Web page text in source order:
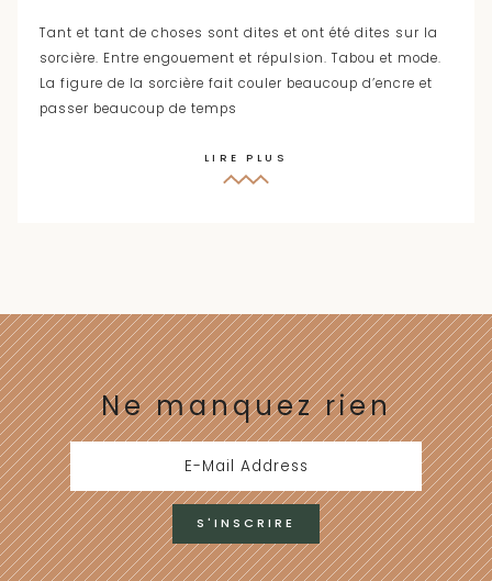
Tant et tant de choses sont dites et ont été dites sur la
sorcière. Entre engouement et répulsion. Tabou et mode.
La figure de la sorcière fait couler beaucoup d’encre et
passer beaucoup de temps
LIRE PLUS
Ne manquez rien